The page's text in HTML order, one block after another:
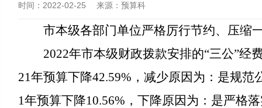
时间： 2022-02-25 来源： 预算科
市本级各部门单位严格厉行节约、压缩
2022年市本级财政拨款安排的“三公”经
21年预算下降42.59%，减少原因为：是规范
1年预算下降10.56%，下降原因为：是严格